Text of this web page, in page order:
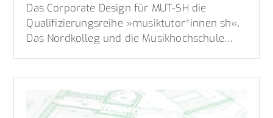
Das Corporate Design für MUT-SH die
Qualifizierungsreihe »musiktutor*innen sh«.
Das Nordkolleg und die Musikhochschule…